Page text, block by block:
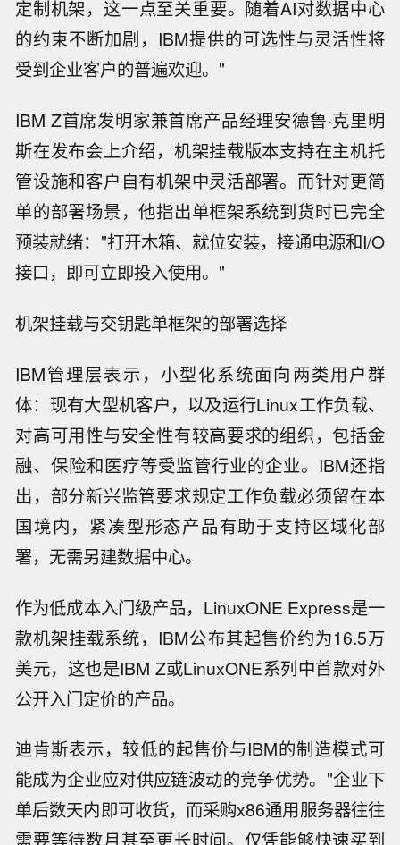
定制机架，这一点至关重要。随着AI对数据中心
的约束不断加剧，IBM提供的可选性与灵活性将
受到企业客户的普遍欢迎。"
IBM Z首席发明家兼首席产品经理安德鲁·克里明
斯在发布会上介绍，机架挂载版本支持在主机托
管设施和客户自有机架中灵活部署。而针对更简
单的部署场景，他指出单框架系统到货时已完全
预装就绪："打开木箱、就位安装，接通电源和I/O
接口，即可立即投入使用。"
机架挂载与交钥匙单框架的部署选择
IBM管理层表示，小型化系统面向两类用户群
体：现有大型机客户，以及运行Linux工作负载、
对高可用性与安全性有较高要求的组织，包括金
融、保险和医疗等受监管行业的企业。IBM还指
出，部分新兴监管要求规定工作负载必须留在本
国境内，紧凑型形态产品有助于支持区域化部
署，无需另建数据中心。
作为低成本入门级产品，LinuxONE Express是一
款机架挂载系统，IBM公布其起售价约为16.5万
美元，这也是IBM Z或LinuxONE系列中首款对外
公开入门定价的产品。
迪肯斯表示，较低的起售价与IBM的制造模式可
能成为企业应对供应链波动的竞争优势。"企业下
单后数天内即可收货，而采购x86通用服务器往往
需要等待数月甚至更长时间。仅凭能够快速买到